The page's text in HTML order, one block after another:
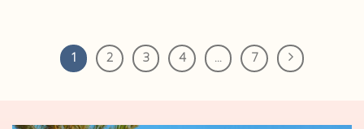
1 2 3 4 … 7